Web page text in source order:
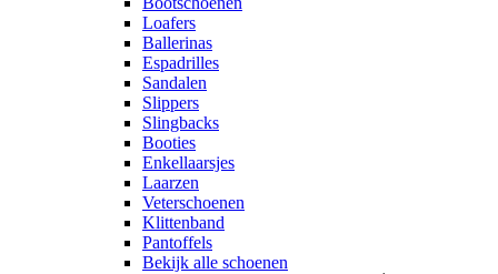
Loafers
Ballerinas
Espadrilles
Sandalen
Slippers
Slingbacks
Booties
Enkellaarsjes
Laarzen
Veterschoenen
Klittenband
Pantoffels
Bekijk alle schoenen